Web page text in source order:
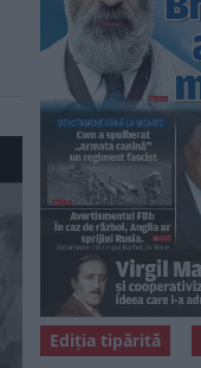
Ediția tipărită